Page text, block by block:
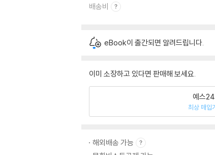
배송비
eBook이 출간되면 알려드립니다.
이미 소장하고 있다면 판매해 보세요.
예스
최상 매입
해외배송 가능